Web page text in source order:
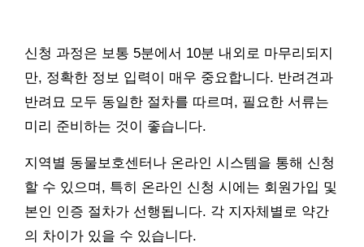
신청 과정은 보통 5분에서 10분 내외로 마무리되지
만, 정확한 정보 입력이 매우 중요합니다. 반려견과
반려묘 모두 동일한 절차를 따르며, 필요한 서류는
미리 준비하는 것이 좋습니다.
지역별 동물보호센터나 온라인 시스템을 통해 신청
할 수 있으며, 특히 온라인 신청 시에는 회원가입 및
본인 인증 절차가 선행됩니다. 각 지자체별로 약간
의 차이가 있을 수 있습니다.